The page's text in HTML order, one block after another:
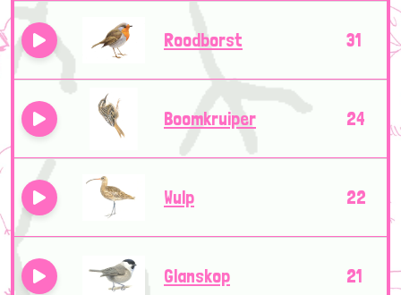
Roodborst 31
Boomkruiper 24
Wulp 22
Glanskop 21